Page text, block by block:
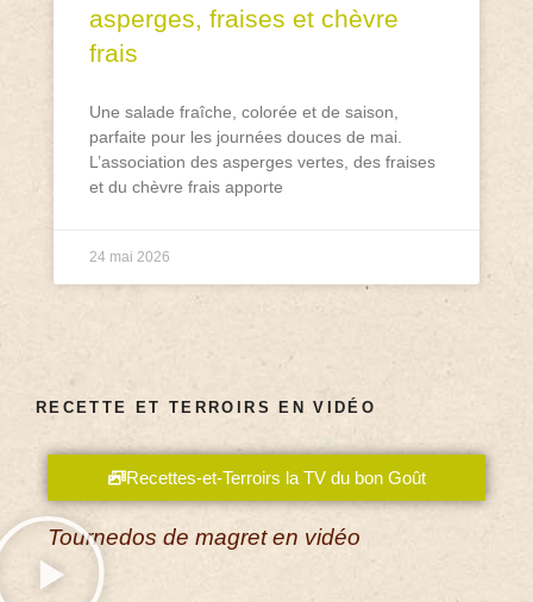
asperges, fraises et chèvre
frais
Une salade fraîche, colorée et de saison,
parfaite pour les journées douces de mai.
L’association des asperges vertes, des fraises
et du chèvre frais apporte
24 mai 2026
RECETTE ET TERROIRS EN VIDÉO
Recettes-et-Terroirs la TV du bon Goût
Tournedos de magret en vidéo